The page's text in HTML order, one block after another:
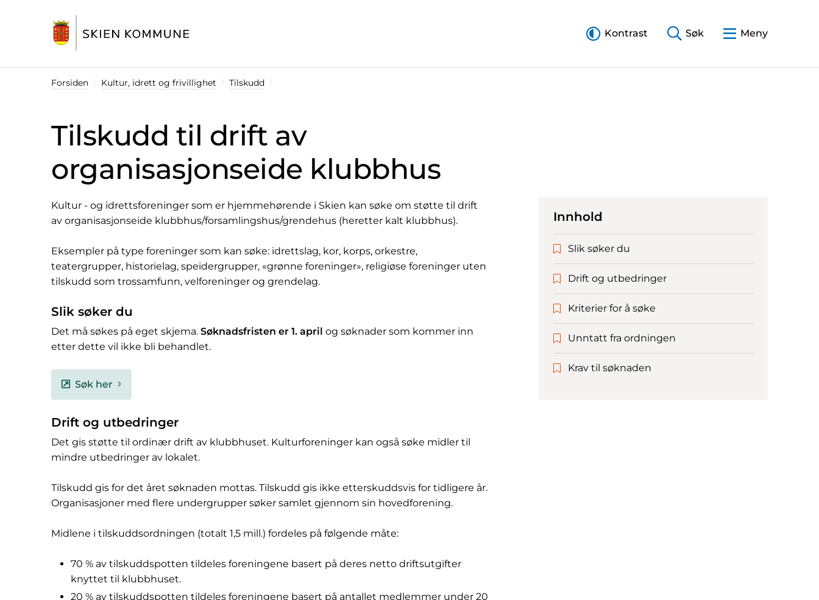
Kontrast Søk Meny
Forsiden Kultur, idrett og frivillighet Tilskudd
Tilskudd til drift av
organisasjonseide klubbhus
Innhold
Slik søker du
Drift og utbedringer
Kriterier for å søke
Unntatt fra ordningen
Krav til søknaden
Kultur - og idrettsforeninger som er hjemmehørende i Skien kan søke om støtte til drift
av organisasjonseide klubbhus/forsamlingshus/grendehus (heretter kalt klubbhus).
Eksempler på type foreninger som kan søke: idrettslag, kor, korps, orkestre,
teatergrupper, historielag, speidergrupper, «grønne foreninger», religiøse foreninger uten
tilskudd som trossamfunn, velforeninger og grendelag.
Slik søker du
Det må søkes på eget skjema. Søknadsfristen er 1. april og søknader som kommer inn
etter dette vil ikke bli behandlet.
Søk her
Drift og utbedringer
Det gis støtte til ordinær drift av klubbhuset. Kulturforeninger kan også søke midler til
mindre utbedringer av lokalet.
Tilskudd gis for det året søknaden mottas. Tilskudd gis ikke etterskuddsvis for tidligere år.
Organisasjoner med flere undergrupper søker samlet gjennom sin hovedforening.
Midlene i tilskuddsordningen (totalt 1,5 mill.) fordeles på følgende måte:
70 % av tilskuddspotten tildeles foreningene basert på deres netto driftsutgifter
knyttet til klubbhuset.
20 % av tilskuddspotten tildeles foreningene basert på antallet medlemmer under 20